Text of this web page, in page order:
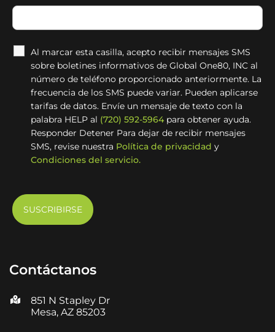
Al marcar esta casilla, acepto recibir mensajes SMS
sobre boletines informativos de Global One80, INC al
número de teléfono proporcionado anteriormente. La
frecuencia de los SMS puede variar. Pueden aplicarse
tarifas de datos. Envíe un mensaje de texto con la
palabra HELP al (720) 592-5964 para obtener ayuda.
Responder Detener Para dejar de recibir mensajes
SMS, revise nuestra Política de privacidad y
Condiciones del servicio.
Contáctanos
851 N Stapley Dr
Mesa, AZ 85203